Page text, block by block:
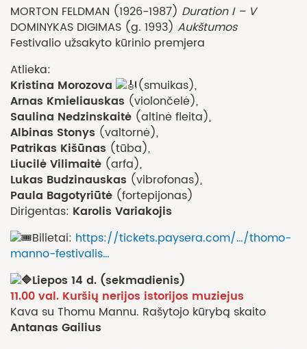
MORTON FELDMAN (1926-1987) Duration I – V
DOMINYKAS DIGIMAS (g. 1993) Aukštumos
Festivalio užsakyto kūrinio premjera
Atlieka:
Kristina Morozova (smuikas),
Arnas Kmieliauskas (violončelė),
Saulina Nedzinskaitė (altinė fleita),
Albinas Stonys (valtornė),
Patrikas Kišūnas (tūba),
Liucilė Vilimaitė (arfa),
Lukas Budzinauskas (vibrofonas),
Paula Bagotyriūtė (fortepijonas)
Dirigentas: Karolis Variakojis
Bilietai: https://tickets.paysera.com/…/thomo-
manno-festivalis…
Liepos 14 d. (sekmadienis)
11.00 val. Kuršių nerijos istorijos muziejus
Kava su Thomu Mannu. Rašytojo kūrybą skaito
Antanas Gailius